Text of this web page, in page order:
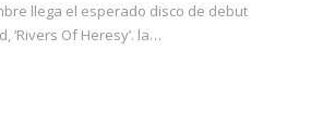
llega el esperado disco de debut
‘Rivers Of Heresy’. la…